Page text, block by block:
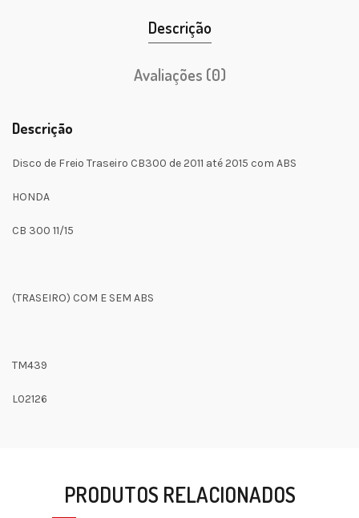
Descrição
Avaliações (0)
Descrição
Disco de Freio Traseiro CB300 de 2011 até 2015 com ABS
HONDA
CB 300 11/15
(TRASEIRO) COM E SEM ABS
TM439
L02126
PRODUTOS RELACIONADOS